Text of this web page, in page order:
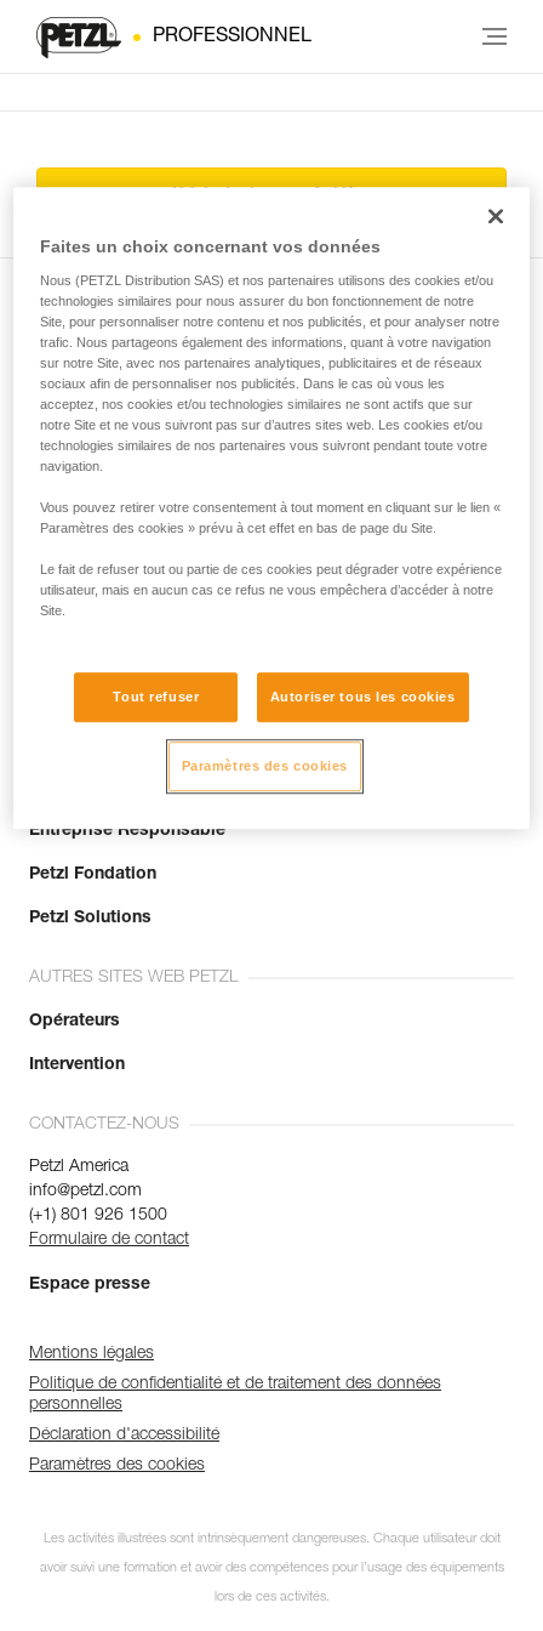
PROFESSIONNEL
Abonnez-vous à la newsletter
et restez connecté à notre actualité
Email *
Rejoignez la communauté !
QUI SOMMES-NOUS ?
Entreprise Responsable
Petzl Fondation
Petzl Solutions
AUTRES SITES WEB PETZL
Opérateurs
Intervention
CONTACTEZ-NOUS
Petzl America
info@petzl.com
(+1) 801 926 1500
Formulaire de contact
Espace presse
Mentions légales
Politique de confidentialité et de traitement des données
personnelles
Déclaration d'accessibilité
Paramètres des cookies
Les activités illustrées sont intrinsèquement dangereuses. Chaque utilisateur doit
avoir suivi une formation et avoir des compétences pour l’usage des équipements
lors de ces activités.
Faites un choix concernant vos données
Nous (PETZL Distribution SAS) et nos partenaires utilisons des cookies et/ou
technologies similaires pour nous assurer du bon fonctionnement de notre
Site, pour personnaliser notre contenu et nos publicités, et pour analyser notre
trafic. Nous partageons également des informations, quant à votre navigation
sur notre Site, avec nos partenaires analytiques, publicitaires et de réseaux
sociaux afin de personnaliser nos publicités. Dans le cas où vous les
acceptez, nos cookies et/ou technologies similaires ne sont actifs que sur
notre Site et ne vous suivront pas sur d’autres sites web. Les cookies et/ou
technologies similaires de nos partenaires vous suivront pendant toute votre
navigation.
Vous pouvez retirer votre consentement à tout moment en cliquant sur le lien «
Paramètres des cookies » prévu à cet effet en bas de page du Site.
Le fait de refuser tout ou partie de ces cookies peut dégrader votre expérience
utilisateur, mais en aucun cas ce refus ne vous empêchera d’accéder à notre
Site.
Tout refuser Autoriser tous les cookies
Paramètres des cookies